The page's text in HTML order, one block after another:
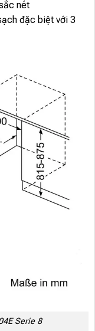
nét
đặc biệt với 3
Serie 8